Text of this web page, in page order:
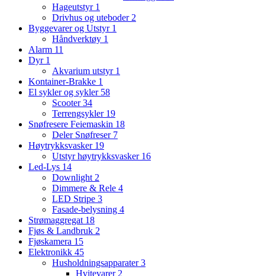
Hageutstyr 1
Drivhus og uteboder 2
Byggevarer og Utstyr 1
Håndverktøy 1
Alarm 11
Dyr 1
Akvarium utstyr 1
Kontainer-Brakke 1
El sykler og sykler 58
Scooter34
Terrengsykler 19
Snøfresere Feiemaskin 18
Deler Snøfreser 7
Høytrykksvasker 19
Utstyr høytrykksvasker 16
Led-Lys 14
Downlight 2
Dimmere & Rele 4
LED Stripe 3
Fasade-belysning 4
Strømaggregat 18
Fjøs & Landbruk 2
Fjøskamera 15
Elektronikk 45
Husholdningsapparater3
Hvitevarer 2